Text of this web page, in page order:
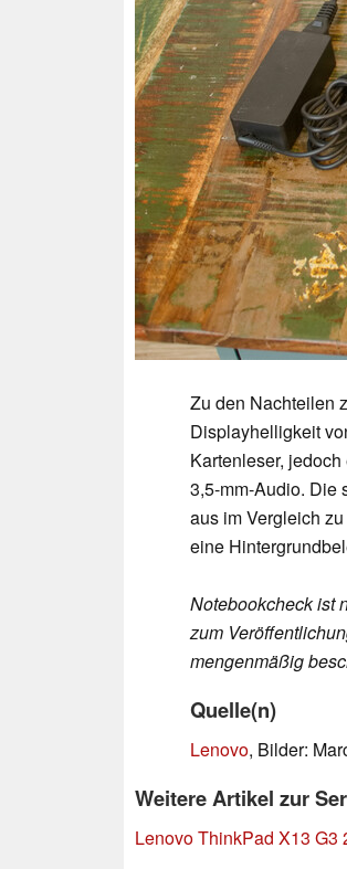
Zu den Nachteilen
Displayhelligkeit
Kartenleser,
3,5-mm-Audio. Die
aus im Vergleich
eine
Notebookcheck ist
zum
mengenmäßig
Quelle(n)
Lenovo, Bilder:
Weitere Artikel zur
Lenovo ThinkPad X13 G3